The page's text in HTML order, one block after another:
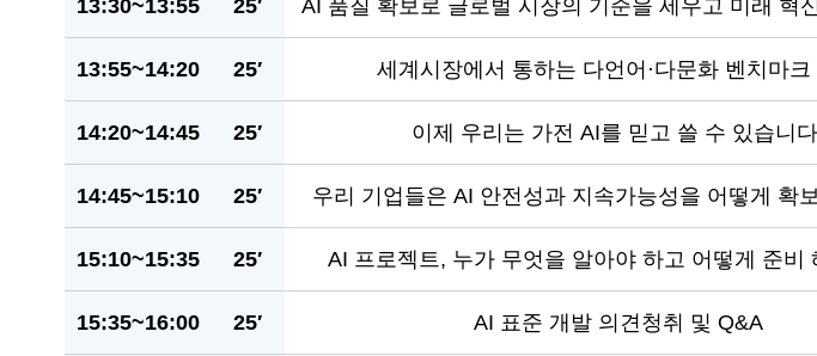
13:30~13:55 25′ AI 품질 확보로 글로벌 시장의 기준을 세우고 미래 혁
13:55~14:20 25′ 세계시장에서 통하는 다언어·다문화 벤치마크
14:20~14:45 25′ 이제 우리는 가전 AI를 믿고 쓸 수 있습니
14:45~15:10 25′ 우리 기업들은 AI 안전성과 지속가능성을 어떻게 확
15:10~15:35 25′ AI 프로젝트, 누가 무엇을 알아야 하고 어떻게 준비
15:35~16:00 25′ AI 표준 개발 의견청취 및 Q&A